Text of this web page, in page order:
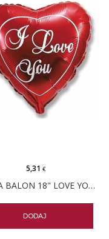
FOLIJA BALON 18" LOVE YOU CRVENO SRCE PK
5,31 €
DODAJ